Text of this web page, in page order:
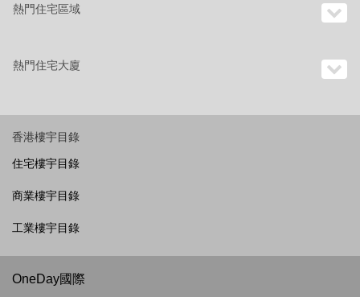
熱門住宅區域
熱門住宅大廈
香港樓宇目錄
住宅樓宇目錄
商業樓宇目錄
工業樓宇目錄
OneDay國際